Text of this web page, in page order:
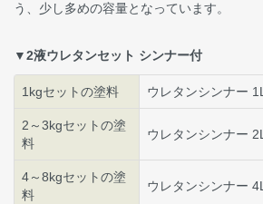
う、少し多めの容量となっています。
▼2液ウレタンセット シンナー付
1kgセットの塗料 ウレタンシンナー 1L
2～3kgセットの塗
料
ウレタンシンナー 2L
4～8kgセットの塗
料
ウレタンシンナー 4L